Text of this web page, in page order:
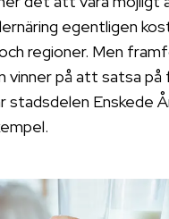
egentligen
regioner. Men
vinner på att satsa
stadsdelen Enskede